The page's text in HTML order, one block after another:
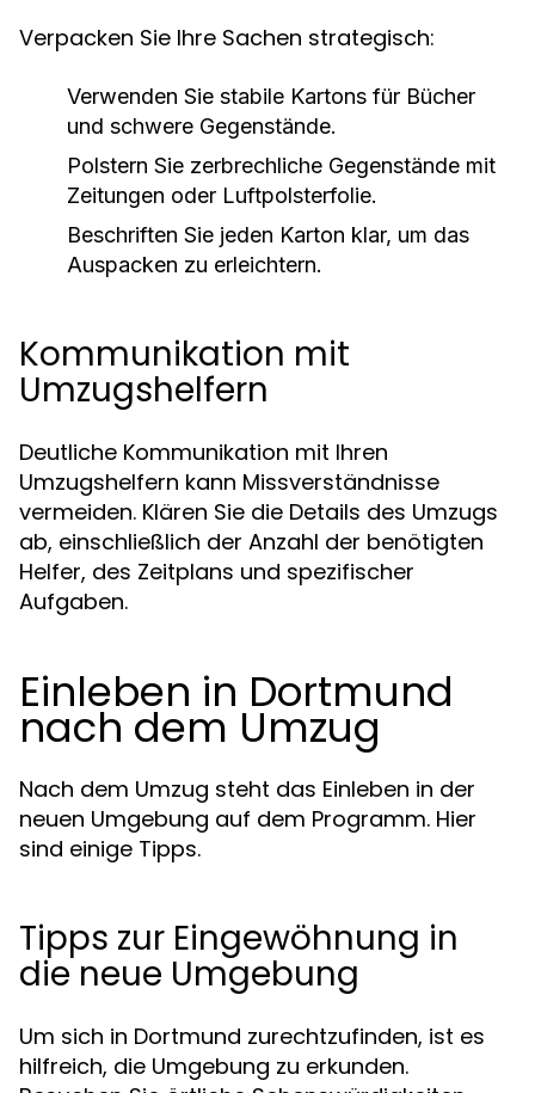
Verpacken Sie Ihre Sachen strategisch:
Verwenden Sie stabile Kartons für Bücher
und schwere Gegenstände.
Polstern Sie zerbrechliche Gegenstände mit
Zeitungen oder Luftpolsterfolie.
Beschriften Sie jeden Karton klar, um das
Auspacken zu erleichtern.
Kommunikation mit
Umzugshelfern
Deutliche Kommunikation mit Ihren
Umzugshelfern kann Missverständnisse
vermeiden. Klären Sie die Details des Umzugs
ab, einschließlich der Anzahl der benötigten
Helfer, des Zeitplans und spezifischer
Aufgaben.
Einleben in Dortmund
nach dem Umzug
Nach dem Umzug steht das Einleben in der
neuen Umgebung auf dem Programm. Hier
sind einige Tipps.
Tipps zur Eingewöhnung in
die neue Umgebung
Um sich in Dortmund zurechtzufinden, ist es
hilfreich, die Umgebung zu erkunden.